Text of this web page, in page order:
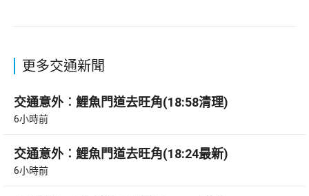
更多交通新聞
交通意外︰鯉魚門道去旺角(18:58清理)
6小時前
交通意外︰鯉魚門道去旺角(18:24最新)
6小時前